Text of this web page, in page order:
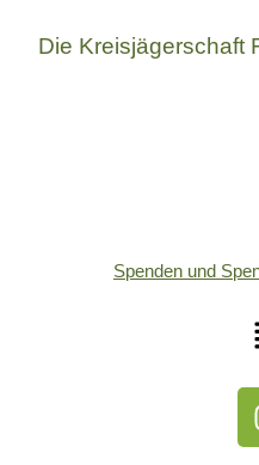
Die Kreisjägerschaft
Spenden und